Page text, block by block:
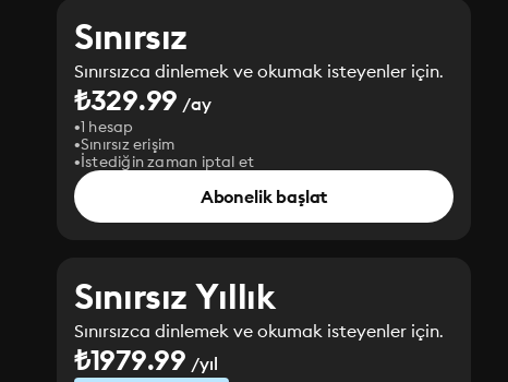
Sınırsız
Sınırsızca dinlemek ve okumak isteyenler için.
₺329.99 /ay
1 hesap
Sınırsız erişim
İstediğin zaman iptal et
Abonelik başlat
Sınırsız Yıllık
Sınırsızca dinlemek ve okumak isteyenler için.
₺1979.99 /yıl